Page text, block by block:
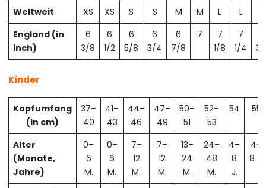
Weltweit XS XS S S M M L L
England (in
inch)
6
3/8
6
1/2
6
5/8
6
3/4
6
7/8
7
7
1/8
7
1/4
Kinder
Kopfumfang
(in cm)
37–
40
41–
43
44–
46
47–
49
50–
51
52–
53
54 55
Alter
(Monate,
Jahre)
0–
6
M.
0–
6
M.
7–
12
M.
7–
12
M.
13–
24
M.
24–
48
M.
4–
8
J.
4–
8 J.